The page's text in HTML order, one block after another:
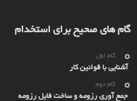
گام های صحیح برای استخدام
گام اول
آشنایی با قوانین کار
گام دوم
جمع آوری رزومه و ساخت فایل رزومه